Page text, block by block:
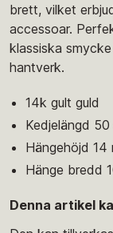
brett, vilket
accessoar.
klassiska
hantverk.
14k gult guld
Kedjelängd 50
Hängehöjd 14
Hänge bredd
Denna artikel